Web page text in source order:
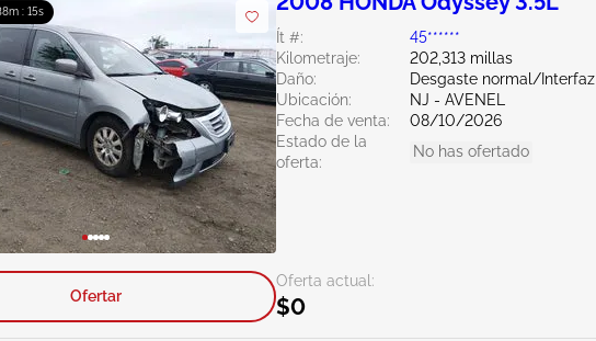
: 14s
Ít #:
45******
Kilometraje:
202,313 millas
Daño:
Desgaste normal/Interfaz
Ubicación:
NJ - AVENEL
Fecha de venta:
08/10/2026
Estado de la
oferta:
No has ofertado
Oferta actual:
$0
Ofertar